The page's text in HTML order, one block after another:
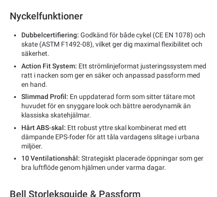
Nyckelfunktioner
Dubbelcertifiering: Godkänd för både cykel (CE EN 1078) och
skate (ASTM F1492-08), vilket ger dig maximal flexibilitet och
säkerhet.
Action Fit System: Ett strömlinjeformat justeringssystem med
ratt i nacken som ger en säker och anpassad passform med
en hand.
Slimmad Profil: En uppdaterad form som sitter tätare mot
huvudet för en snyggare look och bättre aerodynamik än
klassiska skatehjälmar.
Hårt ABS-skal: Ett robust yttre skal kombinerat med ett
dämpande EPS-foder för att tåla vardagens slitage i urbana
miljöer.
10 Ventilationshål: Strategiskt placerade öppningar som ger
bra luftflöde genom hjälmen under varma dagar.
Bell Storleksguide & Passform